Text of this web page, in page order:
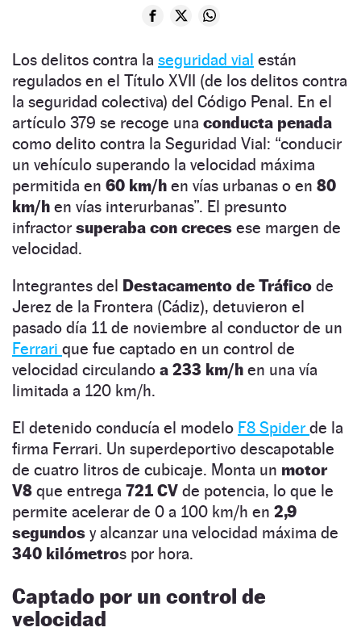
Los delitos contra la seguridad vial están
regulados en el Título XVII (de los delitos contra
la seguridad colectiva) del Código Penal. En el
artículo 379 se recoge una conducta penada
como delito contra la Seguridad Vial: “conducir
un vehículo superando la velocidad máxima
permitida en 60 km/h en vías urbanas o en 80
km/h en vías interurbanas”. El presunto
infractor superaba con creces ese margen de
velocidad.
Integrantes del Destacamento de Tráfico de
Jerez de la Frontera (Cádiz), detuvieron el
pasado día 11 de noviembre al conductor de un
Ferrari que fue captado en un control de
velocidad circulando a 233 km/h en una vía
limitada a 120 km/h.
El detenido conducía el modelo F8 Spider de la
firma Ferrari. Un superdeportivo descapotable
de cuatro litros de cubicaje. Monta un motor
V8 que entrega 721 CV de potencia, lo que le
permite acelerar de 0 a 100 km/h en 2,9
segundos y alcanzar una velocidad máxima de
340 kilómetros por hora.
Captado por un control de
velocidad